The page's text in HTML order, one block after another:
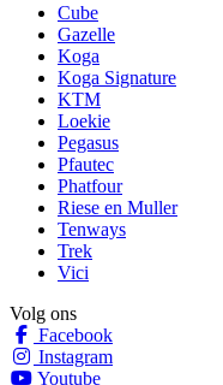
Cube
Gazelle
Koga
Koga Signature
KTM
Loekie
Pegasus
Pfautec
Phatfour
Riese en Muller
Tenways
Trek
Vici
Volg ons
Facebook
Instagram
Youtube